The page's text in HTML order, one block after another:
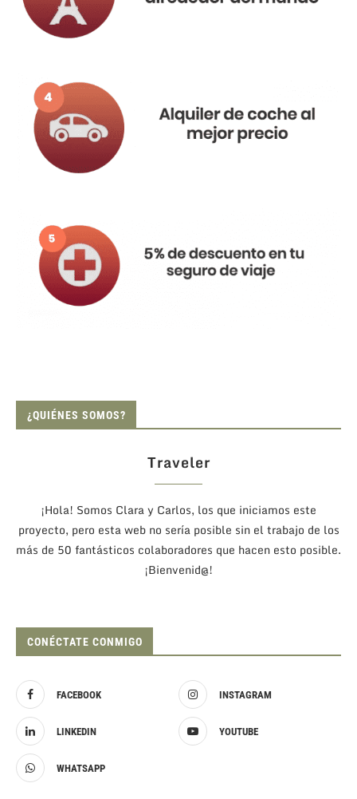
¿QUIÉNES SOMOS?
Traveler
¡Hola! Somos Clara y Carlos, los que iniciamos este
proyecto, pero esta web no sería posible sin el trabajo de los
más de 50 fantásticos colaboradores que hacen esto posible.
¡Bienvenid@!
CONÉCTATE CONMIGO
FACEBOOK INSTAGRAM
LINKEDIN YOUTUBE
WHATSAPP